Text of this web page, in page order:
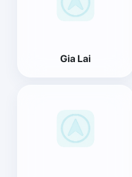
Gia Lai